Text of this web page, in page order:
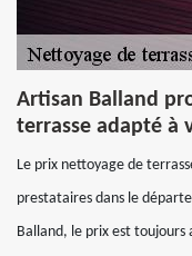
Artisan Balland
terrasse adapté à
Le prix nettoyage de
prestataires dans le
Balland, le prix est toujours